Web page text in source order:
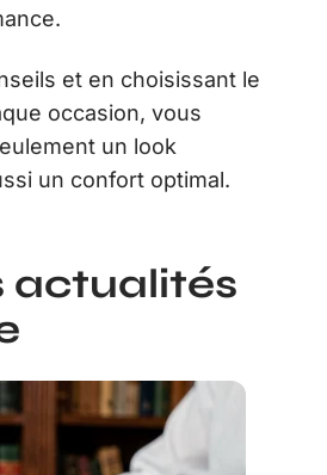
et en choisissant le
occasion, vous
un look
un confort optimal.
actualités